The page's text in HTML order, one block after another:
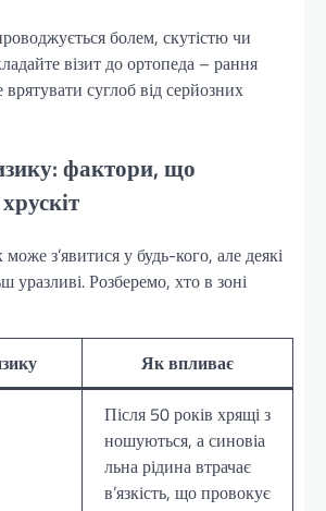
болем, скутістю чи
візит до ортопеда – рання
суглоб від серйозних
фактори, що
з’явитися у будь-кого, але деякі
уразливі. Розберемо, хто в зоні
Як впливає
Після 50 років хрящі з
ношуються, а синовіа
льна рідина втрачає
в’язкість, що провокує